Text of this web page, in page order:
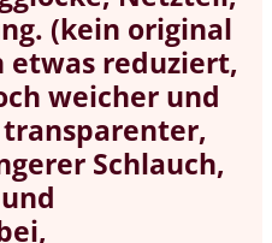
(kein original
etwas reduziert,
weicher und
Schlauch,